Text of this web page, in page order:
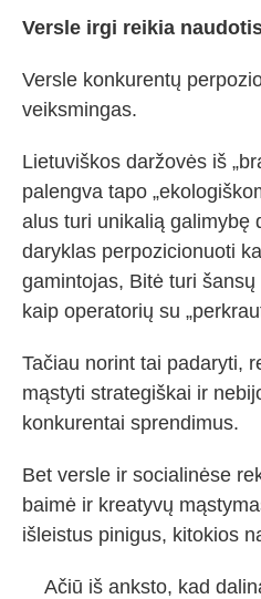
Versle irgi reikia
Versle konkurentų
veiksmingas.
Lietuviškos daržovės iš
palengva tapo
alus turi unikalią galimybę
daryklas perpozicionuoti
gamintojas, Bitė turi
kaip operatorių su
Tačiau norint tai padaryti,
mąstyti strategiškai ir
konkurentai sprendimus.
Bet versle ir socialinėse
baimė ir kreatyvų
išleistus pinigus, kitokios
Ačiū iš anksto, kad